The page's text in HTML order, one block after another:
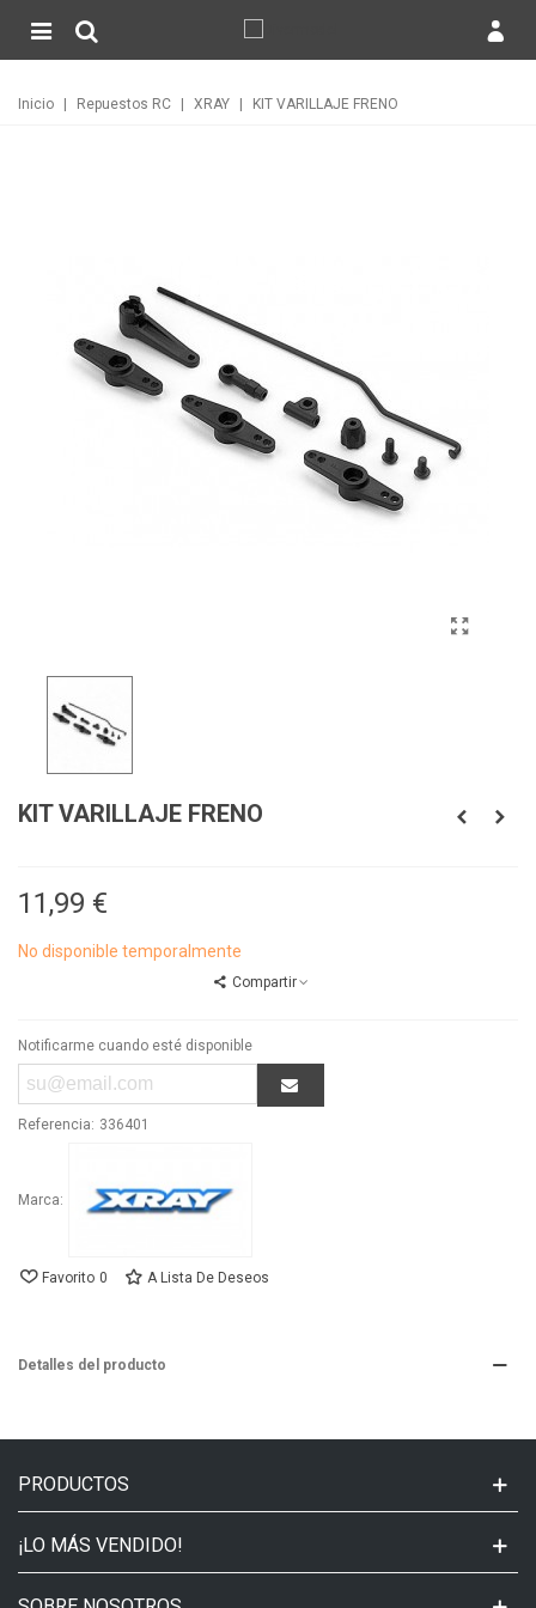
Inicio Repuestos RC XRAY KIT VARILLAJE FRENO
KIT VARILLAJE FRENO
11,99 €
No disponible temporalmente
Compartir
Notificarme cuando esté disponible
Referencia: 336401
Marca:
Favorito 0 A Lista De Deseos
Detalles del producto
PRODUCTOS
¡LO MÁS VENDIDO!